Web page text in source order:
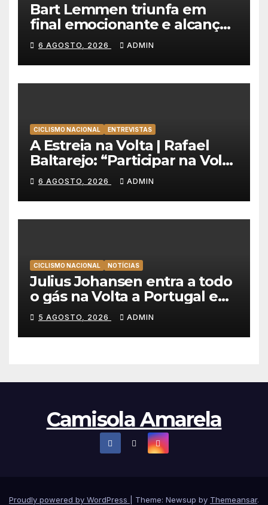
Bart Lemmen triunfa em
final emocionante e alcança
a primeira vitória da carreira
na Volta à Polónia
6 AGOSTO, 2026 ADMIN
CICLISMO NACIONAL ENTREVISTAS
A Estreia na Volta | Rafael
Baltarejo: “Participar na Volta
a Portugal é o sonho de
qualquer ciclista”
6 AGOSTO, 2026 ADMIN
CICLISMO NACIONAL NOTÍCIAS
Julius Johansen entra a todo
o gás na Volta a Portugal e
lidera dobradinha da UAE
Team Emirates em Lisboa
5 AGOSTO, 2026 ADMIN
Camisola Amarela
Proudly powered by WordPress Theme: Newsup by Themeansar.